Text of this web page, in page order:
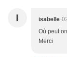
I isabelle
Où peut
Merci